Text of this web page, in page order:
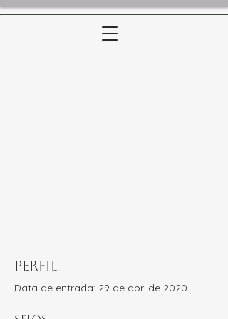
Perfil
Data de entrada: 29 de abr. de 2020